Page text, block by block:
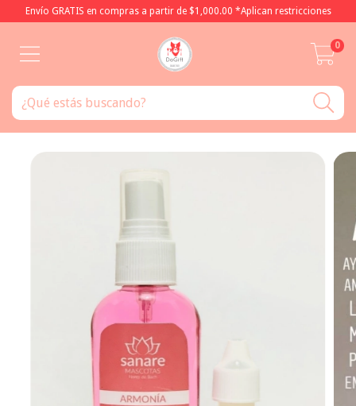
Envío GRATIS en compras a partir de $1,000.00 *Aplican restricciones
0